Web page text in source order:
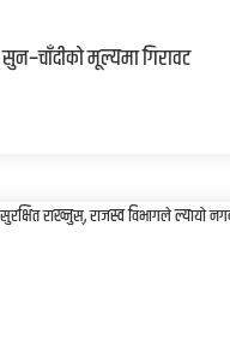
सुन–चाँदीको मूल्यमा गिरावट